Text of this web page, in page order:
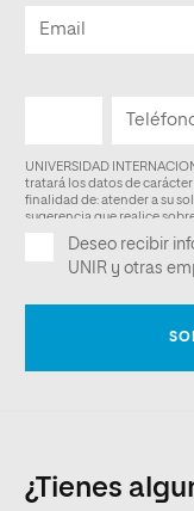
¿Tienes